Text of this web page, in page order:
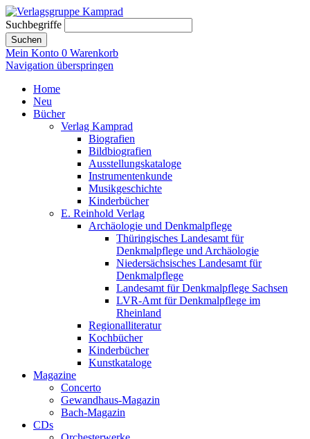
Suchbegriffe
Suchen
Mein Konto 0 Warenkorb
Navigation überspringen
Home
Neu
Bücher
Verlag Kamprad
Biografien
Bildbiografien
Ausstellungskataloge
Instrumentenkunde
Musikgeschichte
Kinderbücher
E. Reinhold Verlag
Archäologie und Denkmalpflege
Thüringisches Landesamt für
Denkmalpflege und Archäologie
Niedersächsisches Landesamt für
Denkmalpflege
Landesamt für Denkmalpflege Sachsen
LVR-Amt für Denkmalpflege im
Rheinland
Regionalliteratur
Kochbücher
Kinderbücher
Kunstkataloge
Magazine
Concerto
Gewandhaus-Magazin
Bach-Magazin
CDs